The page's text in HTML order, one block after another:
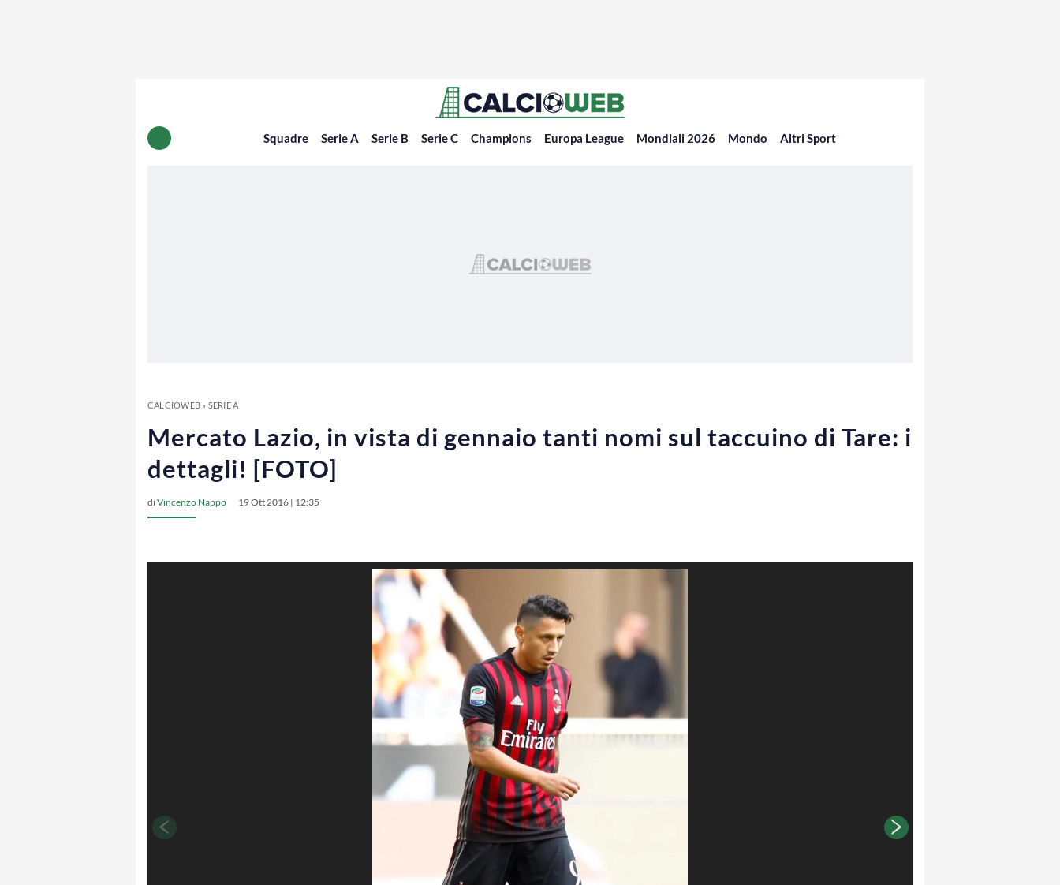
Squadre Serie A Serie B Serie C Champions Europa League Mondiali 2026 Mondo Altri Sport
CALCIOWEB» SERIE A
Mercato Lazio, in vista di gennaio tanti nomi sul taccuino di Tare: i
dettagli! [FOTO]
diVincenzo Nappo 19 Ott 2016 | 12:35